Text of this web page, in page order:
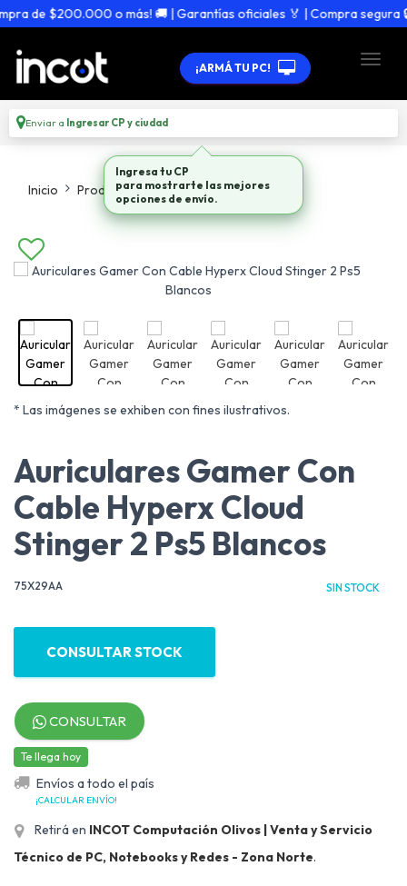
de $200.000 o más! 🚚 | Garantías oficiales 🏅 | Compra segura 🔒
¡ARMÁ TU PC!
Enviar a Ingresar CP y ciudad
Inicio Productos Auriculares
* Las imágenes se exhiben con fines ilustrativos.
Auriculares Gamer Con
Cable Hyperx Cloud
Stinger 2 Ps5 Blancos
75X29AA SIN STOCK
CONSULTAR STOCK
CONSULTAR
Te llega hoy
Envíos a todo el país
¡CALCULAR ENVÍO!
Retirá en INCOT Computación Olivos | Venta y Servicio
Técnico de PC, Notebooks y Redes - Zona Norte.
Ingresa tu CP
para mostrarte las mejores
opciones de envío.